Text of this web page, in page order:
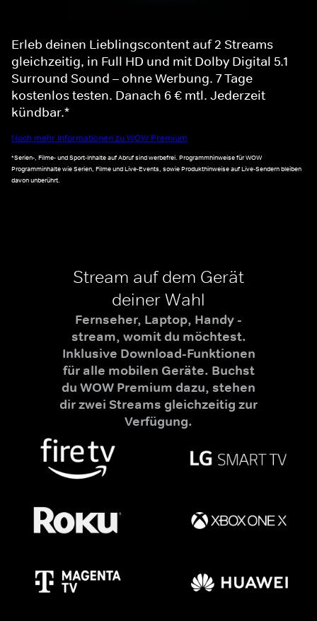
Erleb deinen Lieblingscontent auf 2 Streams
gleichzeitig, in Full HD und mit Dolby Digital 5.1
Surround Sound – ohne Werbung. 7 Tage
kostenlos testen. Danach 6 € mtl. Jederzeit
kündbar.*
Noch mehr Informationen zu WOW Premium
*Serien-, Filme- und Sport-Inhalte auf Abruf sind werbefrei. Programmhinweise für WOW
Programminhalte wie Serien, Filme und Live-Events, sowie Produkthinweise auf Live-Sendern bleiben
davon unberührt.
Stream auf dem Gerät
deiner Wahl
Fernseher, Laptop, Handy -
stream, womit du möchtest.
Inklusive Download-Funktionen
für alle mobilen Geräte. Buchst
du WOW Premium dazu, stehen
dir zwei Streams gleichzeitig zur
Verfügung.